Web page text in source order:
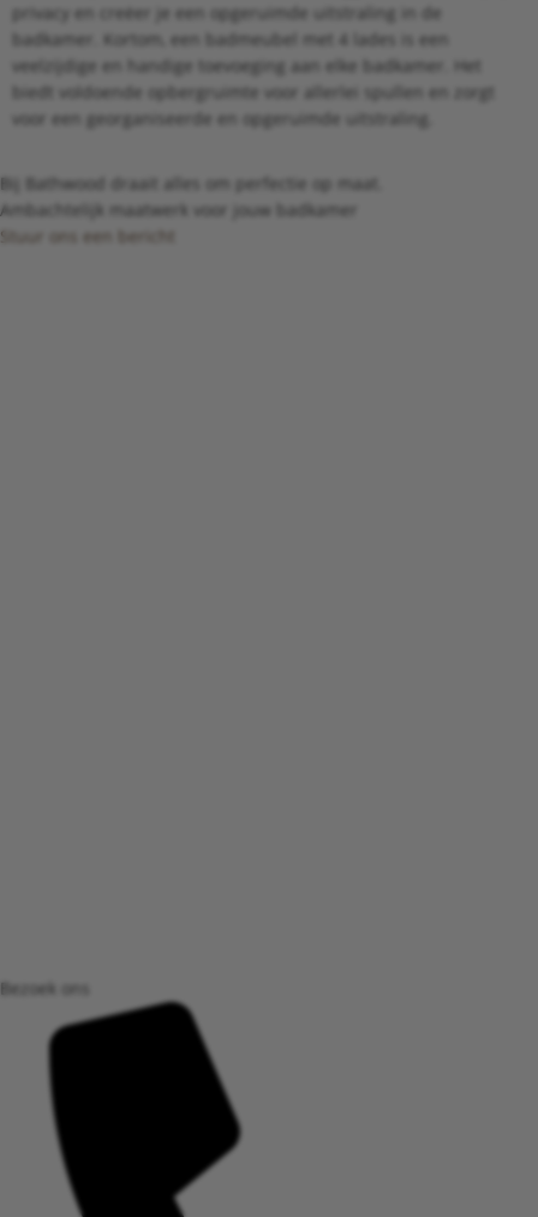
privacy en creëer je een opgeruimde uitstraling in de
badkamer. Kortom, een badmeubel met 4 lades is een
veelzijdige en handige toevoeging aan elke badkamer. Het
biedt voldoende opbergruimte voor allerlei spullen en zorgt
voor een georganiseerde en opgeruimde uitstraling.
Bij Bathwood draait alles om perfectie op maat.
Ambachtelijk maatwerk voor jouw badkamer
Stuur ons een bericht
Bezoek ons